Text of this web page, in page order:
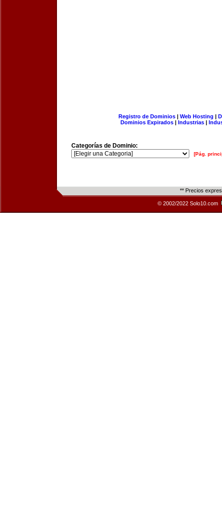
Registro de Dominios| Web Hosting |
Dominios Expirados | Industrias |
Categorías de Dominio:
[Pág.
** Precios
© 2002/2022 Solo10.com